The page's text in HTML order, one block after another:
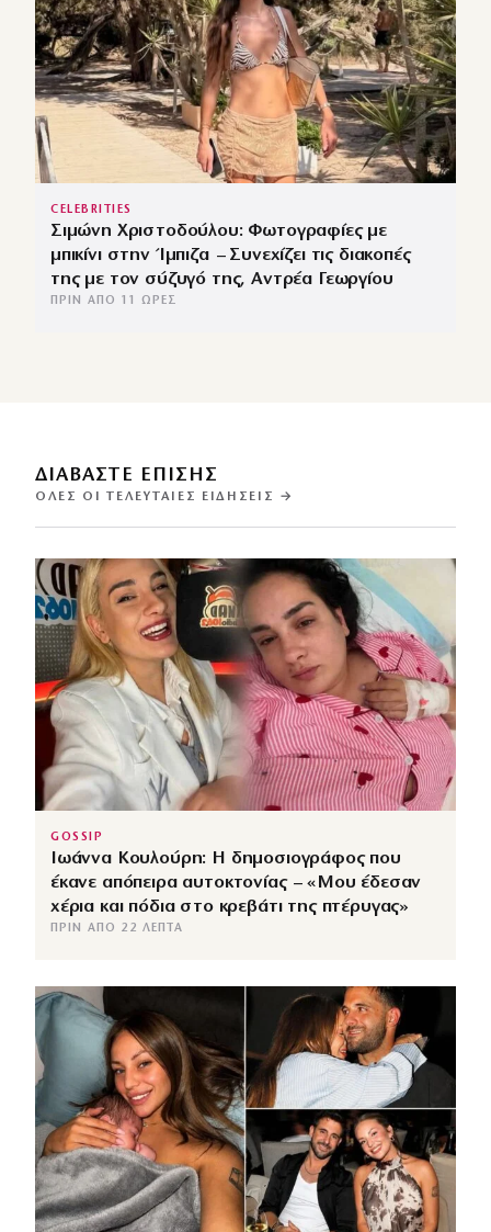
CELEBRITIES
Σιμώνη Χριστοδούλου: Φωτογραφίες με
μπικίνι στην Ίμπιζα – Συνεχίζει τις διακοπές
της με τον σύζυγό της, Αντρέα Γεωργίου
ΠΡΙΝ ΑΠΌ 11 ΏΡΕΣ
ΔΙΑΒΑΣΤΕ ΕΠΙΣΗΣ
ΌΛΕΣ ΟΙ ΤΕΛΕΥΤΑΊΕΣ ΕΙΔΉΣΕΙΣ →
GOSSIP
Ιωάννα Κουλούρη: Η δημοσιογράφος που
έκανε απόπειρα αυτοκτονίας – «Μου έδεσαν
χέρια και πόδια στο κρεβάτι της πτέρυγας»
ΠΡΙΝ ΑΠΌ 22 ΛΕΠΤΆ